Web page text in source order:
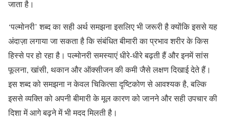
जाता है।
‘पल्मोनरी’ शब्द का सही अर्थ समझना इसलिए भी जरूरी है क्योंकि इससे यह
अंदाज़ा लगाया जा सकता है कि संबंधित बीमारी का प्रभाव शरीर के किस
हिस्से पर हो रहा है। पल्मोनरी समस्याएं धीरे-धीरे बढ़ती हैं और इनमें सांस
फूलना, खांसी, थकान और ऑक्सीजन की कमी जैसे लक्षण दिखाई देते हैं।
इस शब्द को समझना न केवल चिकित्सा दृष्टिकोण से आवश्यक है, बल्कि
इससे व्यक्ति को अपनी बीमारी के मूल कारण को जानने और सही उपचार की
दिशा में आगे बढ़ने में भी मदद मिलती है।